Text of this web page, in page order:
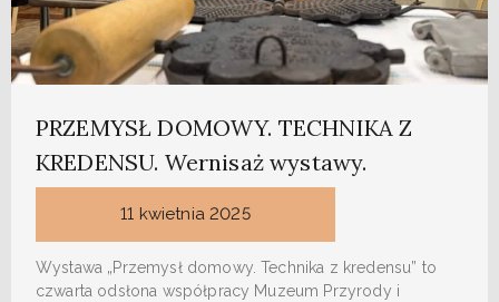
PRZEMYSŁ DOMOWY. TECHNIKA Z
KREDENSU. Wernisaż wystawy.
11 kwietnia 2025
Wystawa „Przemysł domowy. Technika z kredensu” to
czwarta odsłona współpracy Muzeum Przyrody i